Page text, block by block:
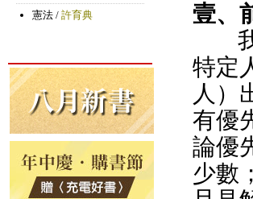
壹
特定
人）
有優
論優
少數